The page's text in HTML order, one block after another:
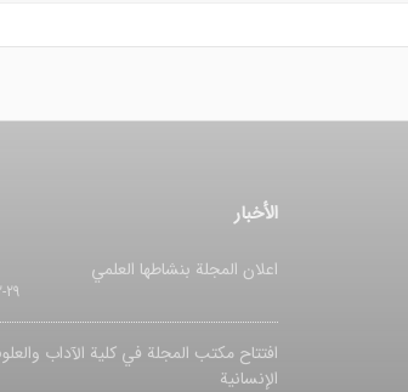
الأخبار
اعلان المجلة بنشاطها العلمي
29
افتتاح مکتب المجلة في کلیة الآداب
الإنسانیة